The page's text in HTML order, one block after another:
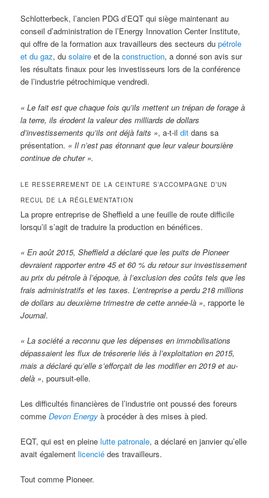
Schlotterbeck, l’ancien PDG d’EQT qui siège maintenant au
conseil d’administration de l’Energy Innovation Center Institute,
qui offre de la formation aux travailleurs des secteurs dupétrole
et du gaz, dusolaire et de laconstruction, a donné son avis sur
les résultats finaux pour les investisseurs lors de la conférence
de l’industrie pétrochimique vendredi.
« Le fait est que chaque fois qu’ils mettent un trépan de forage à
la terre, ils érodent la valeur des milliards de dollars
d’investissements qu’ils ont déjà faits », a-t-ildit dans sa
présentation. « Il n’est pas étonnant que leur valeur boursière
continue de chuter ».
LE RESSERREMENT DE LA CEINTURE S’ACCOMPAGNE D’UN
RECUL DE LA RÉGLEMENTATION
La propre entreprise de Sheffield a une feuille de route difficile
lorsqu’il s’agit de traduire la production en bénéfices.
« En août 2015, Sheffield a déclaré que les puits de Pioneer
devraient rapporter entre 45 et 60 % du retour sur investissement
au prix du pétrole à l’époque, à l’exclusion des coûts tels que les
frais administratifs et les taxes. L’entreprise a perdu 218 millions
de dollars au deuxième trimestre de cette année-là », rapporte le
Journal.
« La société a reconnu que les dépenses en immobilisations
dépassaient les flux de trésorerie liés à l’exploitation en 2015,
mais a déclaré qu’elle s’efforçait de les modifier en 2019 et au-
delà », poursuit-elle.
Les difficultés financières de l’industrie ont poussé des foreurs
commeDevon Energy à procéder à des mises à pied.
EQT, qui est en pleinelutte patronale, a déclaré en janvier qu’elle
avait égalementlicencié des travailleurs.
Tout comme Pioneer.